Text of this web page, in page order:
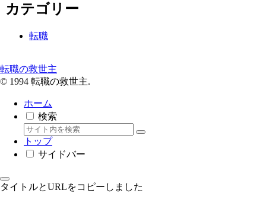
カテゴリー
転職
転職の救世主
© 1994 転職の救世主.
ホーム
検索
トップ
サイドバー
タイトルとURLをコピーしました